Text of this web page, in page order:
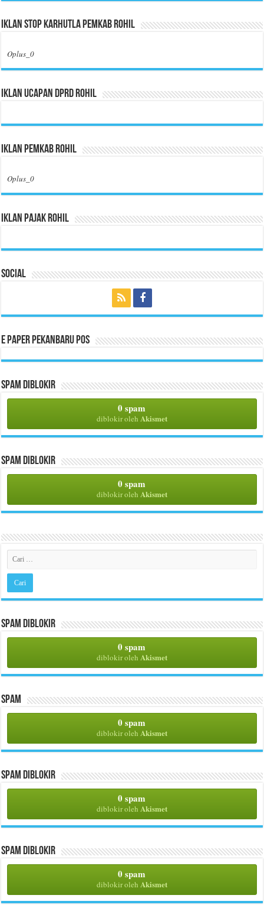
Iklan Stop Karhutla Pemkab Rohil
Oplus_0
Iklan Ucapan DPRD Rohil
Iklan Pemkab Rohil
Oplus_0
Iklan Pajak Rohil
Social
E Paper Pekanbaru Pos
Spam Diblokir
0 spam
diblokir oleh Akismet
Spam Diblokir
0 spam
diblokir oleh Akismet
Spam Diblokir
0 spam
diblokir oleh Akismet
Spam
0 spam
diblokir oleh Akismet
Spam Diblokir
0 spam
diblokir oleh Akismet
Spam Diblokir
0 spam
diblokir oleh Akismet